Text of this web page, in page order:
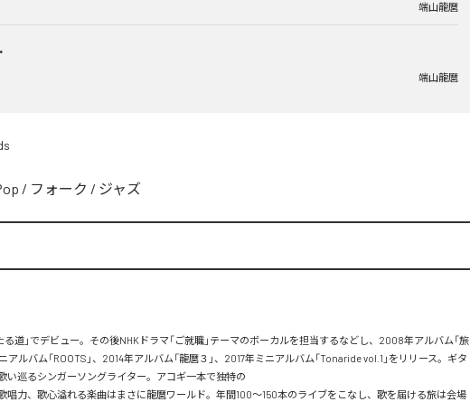
端山龍麿
端山龍麿
/ フォーク / ジャズ
る道」でデビュー。その後NHKドラマ「ご就職」テーマのボーカルを担当するなどし、2008年アルバム「旅
アルバム「ROOTS」、2014年アルバム「龍麿３」、2017年ミニアルバム「Tonaride vol.1」をリリース。ギタ
い巡るシンガーソングライター。アコギ一本で独特の
唱力、歌心溢れる楽曲はまさに龍麿ワールド。年間100～150本のライブをこなし、歌を届ける旅は会場